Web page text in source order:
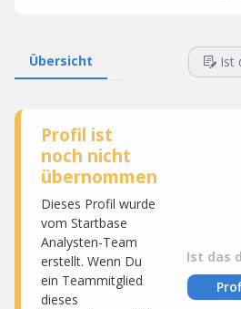
Übersicht Ist
Profil ist
noch nicht
übernommen
Dieses Profil wurde
vom Startbase
Analysten-Team
erstellt. Wenn Du
ein Teammitglied
dieses
Ist das